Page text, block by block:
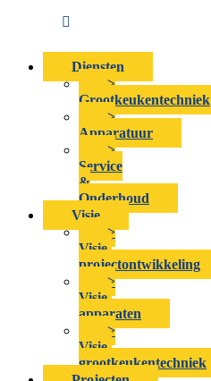
Diensten
>
Grootkeukentechniek
>
Apparatuur
>
Service
&
Onderhoud
Visie
>
Visie-
projectontwikkeling
>
Visie-
apparaten
>
Visie-
grootkeukentechniek